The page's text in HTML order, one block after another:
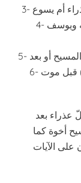
4- أو ان احدأ منهم قال أو وصف بأن العذراء أمه ويوسف
6- أو ولادة أو موت أي واحد منهم ( اخوة يسوع ) قبل موت
عذراء بعد
أخوة كما
الآيات